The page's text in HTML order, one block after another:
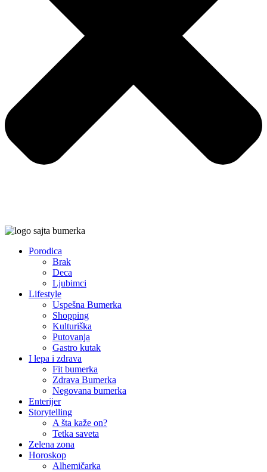
Porodica
Brak
Deca
Ljubimci
Lifestyle
Uspešna Bumerka
Shopping
Kulturiška
Putovanja
Gastro kutak
I lepa i zdrava
Fit bumerka
Zdrava Bumerka
Negovana bumerka
Enterijer
Storytelling
A šta kaže on?
Tetka saveta
Zelena zona
Horoskop
Alhemičarka